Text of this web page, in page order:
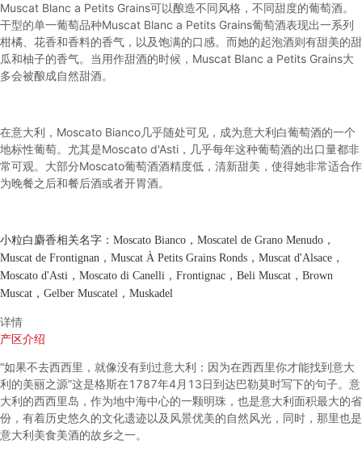
Muscat Blanc a Petits Grains可以酿造不同风格，不同甜度的葡萄酒。
干型的单一葡萄品种Muscat Blanc a Petits Grains葡萄酒表现出一系列
柑橘、花香和香料的香气，以及饱满的口感。而她的起泡酒则有甜美的甜
瓜和柚子的香气。当用作甜酒的时候，Muscat Blanc a Petits Grains大
多会被酿成自然甜酒。
在意大利，Moscato Bianco几乎随处可见，成为意大利白葡萄酒的一个
地标性葡萄。尤其是Moscato d'Asti，几乎每年这种葡萄酒的出口量都非
常可观。大部分Moscato葡萄酒酒精度低，清新甜美，使得她非常适合作
为晚餐之后和餐后酒或者开胃酒。
小粒白麝香相关名字 ：Moscato Bianco，Moscatel de Grano Menudo，
Muscat de Frontignan，Muscat À Petits Grains Ronds，Muscat d'Alsace，
Moscato d'Asti，Moscato di Canelli，Frontignac，Beli Muscat，Brown
Muscat，Gelber Muscatel，Muskadel
详情
产区介绍
“如果不去西西里，就像没有到过意大利：因为在西西里你才能找到意大
利的美丽之源”这是格斯在1787年4月13日到达巴勒莫时写下的句子。意
大利的西西里岛，作为地中海中心的一颗明珠，也是意大利面积最大的省
份，有着历史悠久的文化遗迹以及风景优美的自然风光，同时，那里也是
意大利美食美酒的故乡之一。